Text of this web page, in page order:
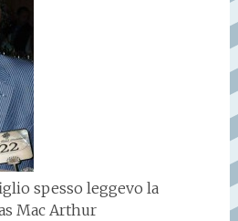
spesso leggevo la
Mac Arthur